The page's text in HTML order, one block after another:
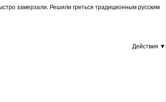
замерзали. Решили греться традиционным русским
Действия ▼